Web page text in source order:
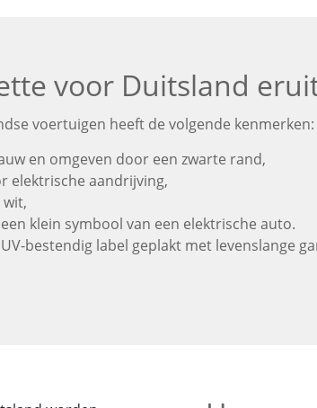
voor Duitsland
voertuigen heeft de volgende kenmerken:
en omgeven door een zwarte rand,
elektrische aandrijving,
klein symbool van een elektrische auto.
bestendig label geplakt met levenslange